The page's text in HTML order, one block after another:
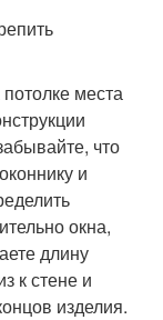
места
что
и
окна,
длину
к стене и
изделия.